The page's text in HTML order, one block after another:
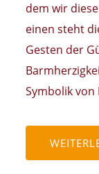
dem wir
einen steht
Gesten der
Symbolik